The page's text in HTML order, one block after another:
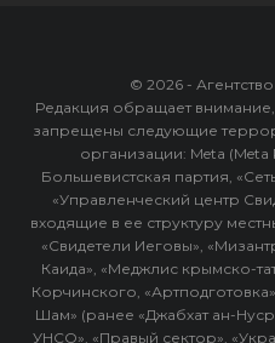
© 2026 -
Редакция обращает
запрещены следующие
организации: Meta
Большевистская партия,
«Управленческий центр
входящие в ее структуру
«Свидетели Иеговы»,
Каида», «Меджлис крымско-
Корчинского,
Шам» (ранее «Джабхат ан-
УНСО», «Правый сектор»,